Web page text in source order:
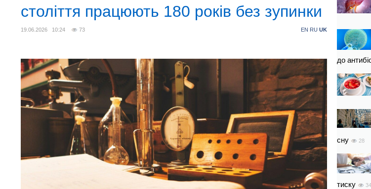
століття працюють 180 років без зупинки
19.06.2026 10:24 73 EN RU UK
до
сну
28
тиску
34